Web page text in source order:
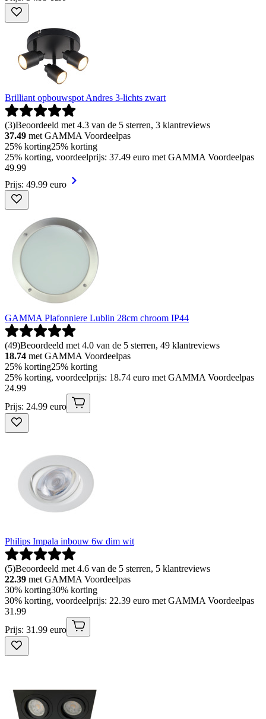
Brilliant opbouwspot Andres 3-lichts zwart
(3)Beoordeeld met 4.3 van de 5 sterren, 3 klantreviews
37.49 met GAMMA Voordeelpas
25% korting25% korting
25% korting, voordeelprijs: 37.49 euro met GAMMA Voordeelpas
49.99
Prijs: 49.99 euro
GAMMA Plafonniere Lublin 28cm chroom IP44
(49)Beoordeeld met 4.0 van de 5 sterren, 49 klantreviews
18.74 met GAMMA Voordeelpas
25% korting25% korting
25% korting, voordeelprijs: 18.74 euro met GAMMA Voordeelpas
24.99
Prijs: 24.99 euro
Philips Impala inbouw 6w dim wit
(5)Beoordeeld met 4.6 van de 5 sterren, 5 klantreviews
22.39 met GAMMA Voordeelpas
30% korting30% korting
30% korting, voordeelprijs: 22.39 euro met GAMMA Voordeelpas
31 .99
Prijs: 31.99 euro